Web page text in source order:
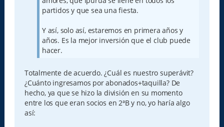
partidos y que sea una fiesta.
Y así, solo así, estaremos en primera años y
años. Es la mejor inversión que el club puede
hacer.
Totalmente de acuerdo. ¿Cuál es nuestro superávit?
¿Cuánto ingresamos por abonados+taquilla? De
hecho, ya que se hizo la división en su momento
entre los que eran socios en 2ªB y no, yo haría algo
así: